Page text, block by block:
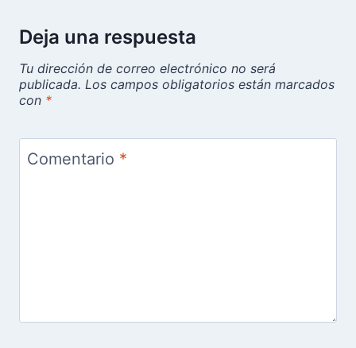
Deja una respuesta
Tu dirección de correo electrónico no será
publicada. Los campos obligatorios están marcados
con *
Comentario *